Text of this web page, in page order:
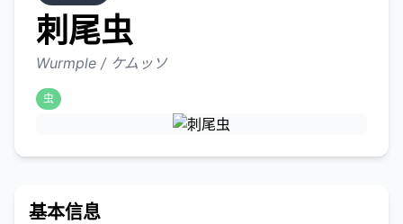
刺尾虫
Wurmple / ケムッソ
虫
基本信息